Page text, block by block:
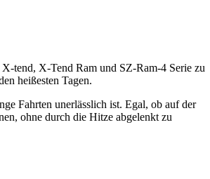
tend, X-Tend Ram und SZ-Ram-4 Serie zu
heißesten Tagen.
Fahrten unerlässlich ist. Egal, ob auf der
ohne durch die Hitze abgelenkt zu